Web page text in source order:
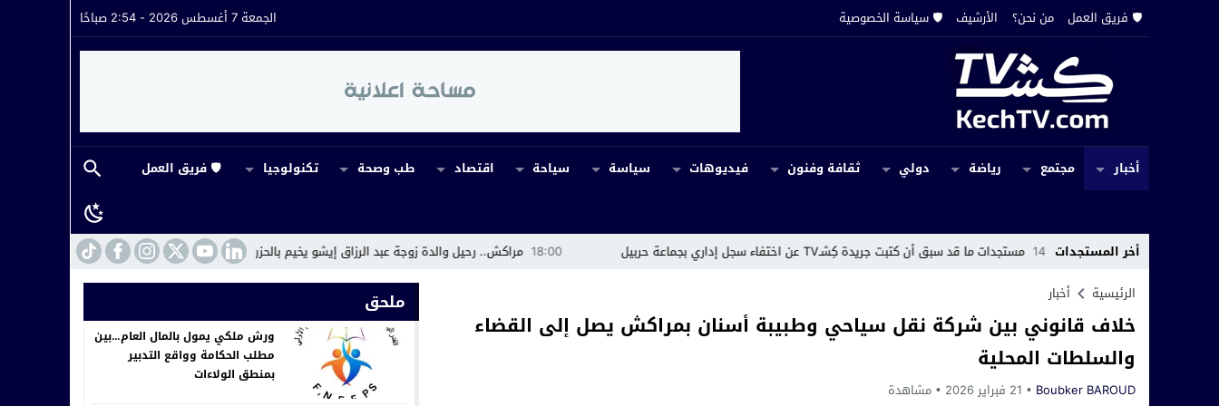
🛡️ فريق العمل من نحن؟ الأرشيف 🛡️ سياسة الخصوصية الجمعة 7 أغسطس 2026 - 2:54 صباحًا
أخبار مجتمع رياضة دولي ثقافة وفنون فيديوهات سياسة سياحة اقتصاد طب وصحة تكنولوجيا 🛡️ فريق العمل
أخر المستجدات 18:00 مراكش.. رحيل والدة زوجة عبد الرزاق إيشو يخيم بالحزن على أسرة جمعية الوفاء 14:43 ورش ملكي يمول بالمال 14:19 مستجدات ما قد سبق أن كتبت جريدة كِشـTV عن اختفاء سجل إداري بجماعة حربيل
الرئيسية
أخبار
خلاف قانوني بين شركة نقل سياحي وطبيبة أسنان بمراكش يصل إلى القضاء
والسلطات المحلية
Boubker BAROUD 21 فبراير 2026 مشاهدة
ملحق
ورش ملكي يمول بالمال العام…بين
مطلب الحكامة وواقع التدبير
بمنطق الولاءات